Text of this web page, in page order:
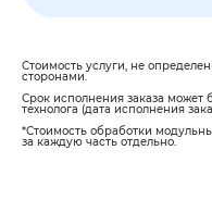
Стоимость услуги, не
сторонами.
Срок исполнения заказа
технолога (дата исполнения
*Стоимость обработки
за каждую часть отдельно.